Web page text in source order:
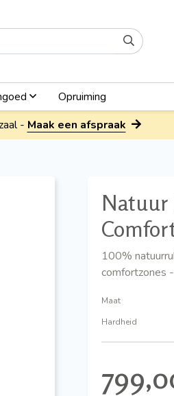
Opruiming
- Maak een afspraak
Natuur
100%
comfortzones
Maat
Hardheid